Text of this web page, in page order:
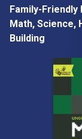
Family-
Math, Science,
Building